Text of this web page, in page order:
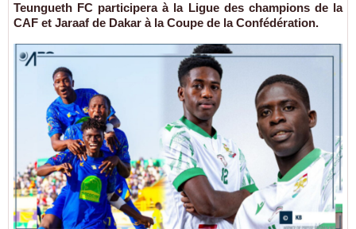
Teungueth FC participera à la Ligue des champions de la
CAF et Jaraaf de Dakar à la Coupe de la Confédération.